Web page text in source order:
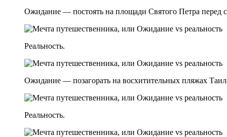
Ожидание — постоять на площади Святого Петра перед
Реальность.
Ожидание — позагорать на восхитительных пляжах
Реальность.